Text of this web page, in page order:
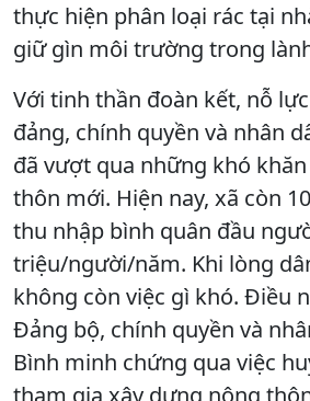
thực hiện phân loại rác tại
giữ gìn môi trường trong
Với tinh thần đoàn kết, nỗ
đảng, chính quyền và nhân
đã vượt qua những khó
thôn mới. Hiện nay, xã còn
thu nhập bình quân đầu
triệu/người/năm. Khi lòng
không còn việc gì khó. Điều
Đảng bộ, chính quyền và
Bình minh chứng qua việc